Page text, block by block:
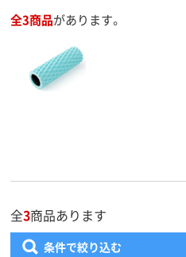
全3商品があります。
全3商品あります
条件で絞り込む